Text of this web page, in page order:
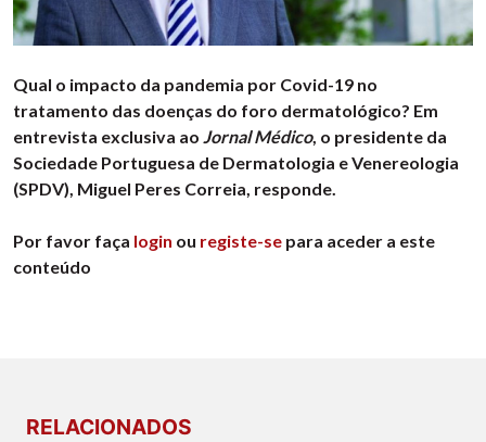
Qual o impacto da pandemia por Covid-19 no
tratamento das doenças do foro dermatológico? Em
entrevista exclusiva ao Jornal Médico, o presidente da
Sociedade Portuguesa de Dermatologia e Venereologia
(SPDV), Miguel Peres Correia, responde.
Por favor faça login ou registe-se para aceder a este
conteúdo
RELACIONADOS